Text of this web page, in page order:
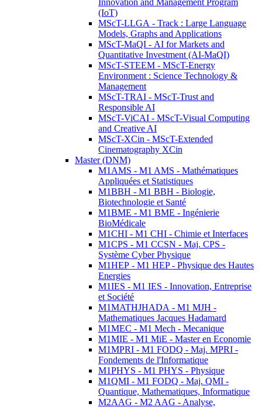
Innovation and Management Program
(IoT)
MScT-LLGA - Track : Large Language
Models, Graphs and Applications
MScT-MaQI - AI for Markets and
Quantitative Investment (AI-MaQI)
MScT-STEEM - MScT-Energy
Environment : Science Technology &
Management
MScT-TRAI - MScT-Trust and
Responsible AI
MScT-ViCAI - MScT-Visual Computing
and Creative AI
MScT-XCin - MScT-Extended
Cinematography XCin
Master (DNM)
M1AMS - M1 AMS - Mathématiques
Appliquées et Statistiques
M1BBH - M1 BBH - Biologie,
Biotechnologie et Santé
M1BME - M1 BME - Ingénierie
BioMédicale
M1CHI - M1 CHI - Chimie et Interfaces
M1CPS - M1 CCSN - Maj. CPS -
Système Cyber Physique
M1HEP - M1 HEP - Physique des Hautes
Energies
M1IES - M1 IES - Innovation, Entreprise
et Société
M1MATHJHADA - M1 MJH -
Mathematiques Jacques Hadamard
M1MEC - M1 Mech - Mecanique
M1MIE - M1 MiE - Master en Economie
M1MPRI - M1 FODQ - Maj. MPRI -
Fondements de l'Informatique
M1PHYS - M1 PHYS - Physique
M1QMI - M1 FODQ - Maj. QMI -
Quantique, Mathematiques, Informatique
M2AAG - M2 AAG - Analyse,